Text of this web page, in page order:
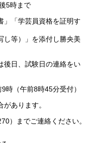
5時まで
学芸員資格を証明す
）」を添付し勝央美
、試験日の連絡をい
時（午前8時45分受付）
ります。
）までご連絡ください。